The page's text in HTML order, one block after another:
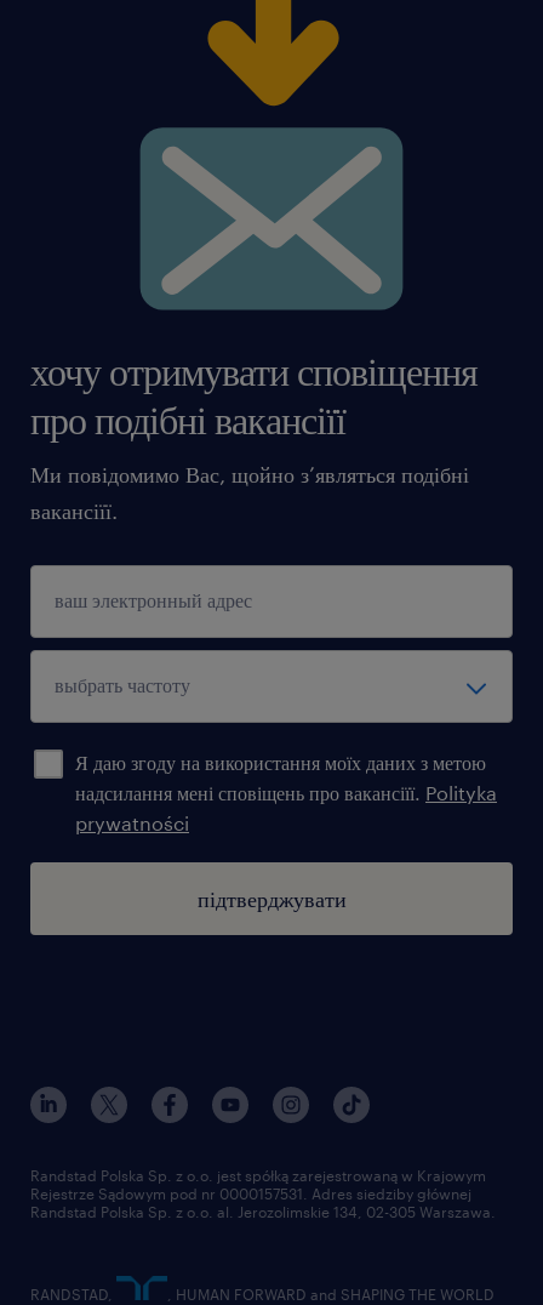
хочу отримувати сповіщення
про подібні вакансіїї
Ми повідомимо Вас, щойно з’являться подібні
вакансіїї.
Я даю згоду на використання моїх даних з метою
надсилання мені сповіщень про вакансіїї. Polityka
prywatności
підтверджувати
Randstad Polska Sp. z o.o. jest spółką zarejestrowaną w Krajowym
Rejestrze Sądowym pod nr 0000157531. Adres siedziby głównej
Randstad Polska Sp. z o.o. al. Jerozolimskie 134, 02-305 Warszawa.
RANDSTAD,
, HUMAN FORWARD and SHAPING THE WORLD